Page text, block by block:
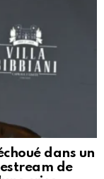
dans un
de